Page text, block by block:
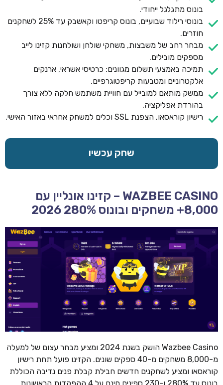
בונוס מתגלגל ייחודי.
בונוסי רילוד שבועיים, בונוס קריפטו וקאשבק עד 25% לשחקנים
חוזרים.
מבחר רחב של משבצות, משחקי שולחן ושולחנות קזינו לייב
מספקים מובילים.
תמיכה באמצעי תשלום מגוונים: כרטיסי אשראי, ארנקים
אלקטרוניים ומטבעות קריפטוגרפיים.
ממשק מותאם למובייל עם חוויית משתמש חלקה ללא צורך
בהורדת אפליקציה.
רישיון קוראסאו, הצפנת SSL וכלים למשחק אחראי באזור האישי.
שחק עכשיו
WAZBEE CASINO – קזינו אונליין עם
8,000+ משחקים ובונוס 280% 2026
Wazbee Casino הושק בשנת 2024 ומציע מבחר עצום של למעלה
מ-8,000 משחקים מ-40 ספקים שונים. הקזינו פועל תחת רישיון
קוראסאו ומציע לשחקנים חדשים חבילת קבלת פנים נדיבה הכוללת